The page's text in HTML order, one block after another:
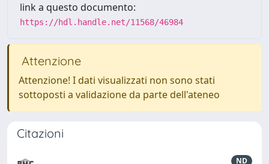
link a questo documento:
https://hdl.handle.net/11568/46984
Attenzione
Attenzione! I dati visualizzati non sono stati
sottoposti a validazione da parte dell'ateneo
Citazioni
ND